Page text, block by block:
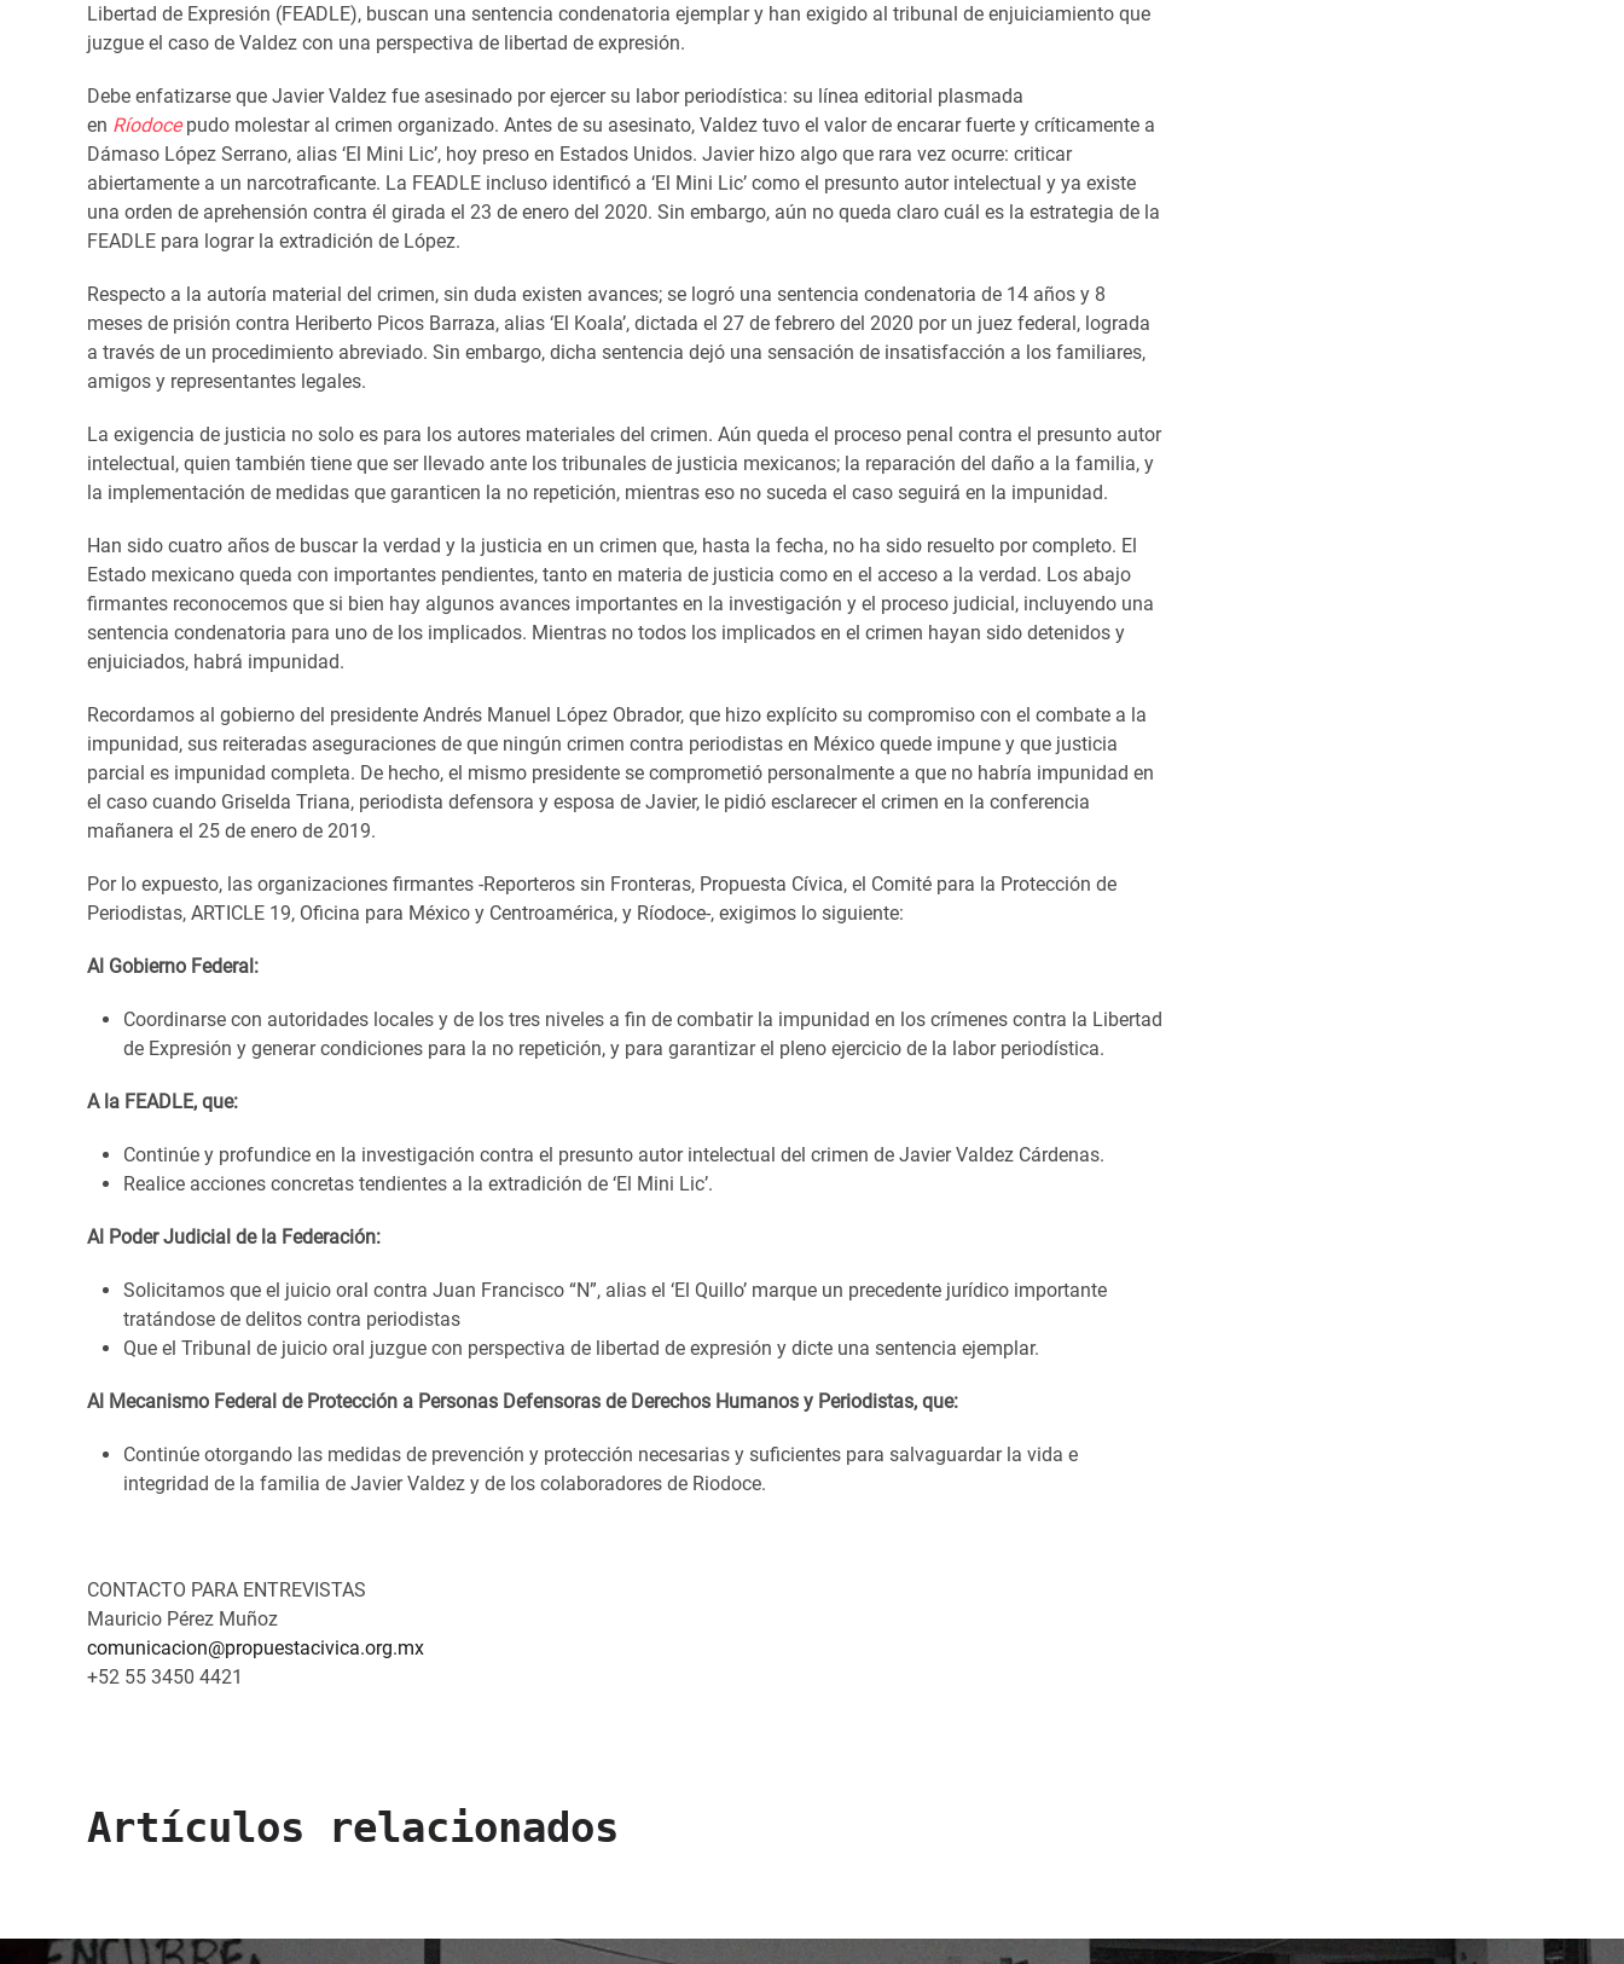
Libertad de Expresión (FEADLE), buscan una sentencia condenatoria ejemplar y han exigido al tribunal de enjuiciamiento que
juzgue el caso de Valdez con una perspectiva de libertad de expresión.
Debe enfatizarse que Javier Valdez fue asesinado por ejercer su labor periodística: su línea editorial plasmada
en Ríodoce pudo molestar al crimen organizado. Antes de su asesinato, Valdez tuvo el valor de encarar fuerte y críticamente a
Dámaso López Serrano, alias ‘El Mini Lic’, hoy preso en Estados Unidos. Javier hizo algo que rara vez ocurre: criticar
abiertamente a un narcotraficante. La FEADLE incluso identificó a ‘El Mini Lic’ como el presunto autor intelectual y ya existe
una orden de aprehensión contra él girada el 23 de enero del 2020. Sin embargo, aún no queda claro cuál es la estrategia de la
FEADLE para lograr la extradición de López.
Respecto a la autoría material del crimen, sin duda existen avances; se logró una sentencia condenatoria de 14 años y 8
meses de prisión contra Heriberto Picos Barraza, alias ‘El Koala’, dictada el 27 de febrero del 2020 por un juez federal, lograda
a través de un procedimiento abreviado. Sin embargo, dicha sentencia dejó una sensación de insatisfacción a los familiares,
amigos y representantes legales.
La exigencia de justicia no solo es para los autores materiales del crimen. Aún queda el proceso penal contra el presunto autor
intelectual, quien también tiene que ser llevado ante los tribunales de justicia mexicanos; la reparación del daño a la familia, y
la implementación de medidas que garanticen la no repetición, mientras eso no suceda el caso seguirá en la impunidad.
Han sido cuatro años de buscar la verdad y la justicia en un crimen que, hasta la fecha, no ha sido resuelto por completo. El
Estado mexicano queda con importantes pendientes, tanto en materia de justicia como en el acceso a la verdad. Los abajo
firmantes reconocemos que si bien hay algunos avances importantes en la investigación y el proceso judicial, incluyendo una
sentencia condenatoria para uno de los implicados. Mientras no todos los implicados en el crimen hayan sido detenidos y
enjuiciados, habrá impunidad.
Recordamos al gobierno del presidente Andrés Manuel López Obrador, que hizo explícito su compromiso con el combate a la
impunidad, sus reiteradas aseguraciones de que ningún crimen contra periodistas en México quede impune y que justicia
parcial es impunidad completa. De hecho, el mismo presidente se comprometió personalmente a que no habría impunidad en
el caso cuando Griselda Triana, periodista defensora y esposa de Javier, le pidió esclarecer el crimen en la conferencia
mañanera el 25 de enero de 2019.
Por lo expuesto, las organizaciones firmantes -Reporteros sin Fronteras, Propuesta Cívica, el Comité para la Protección de
Periodistas, ARTICLE 19, Oficina para México y Centroamérica, y Ríodoce-, exigimos lo siguiente:
Al Gobierno Federal:
Coordinarse con autoridades locales y de los tres niveles a fin de combatir la impunidad en los crímenes contra la Libertad
de Expresión y generar condiciones para la no repetición, y para garantizar el pleno ejercicio de la labor periodística.
A la FEADLE, que:
Continúe y profundice en la investigación contra el presunto autor intelectual del crimen de Javier Valdez Cárdenas.
Realice acciones concretas tendientes a la extradición de ‘El Mini Lic’.
Al Poder Judicial de la Federación:
Solicitamos que el juicio oral contra Juan Francisco “N”, alias el ‘El Quillo’ marque un precedente jurídico importante
tratándose de delitos contra periodistas
Que el Tribunal de juicio oral juzgue con perspectiva de libertad de expresión y dicte una sentencia ejemplar.
Al Mecanismo Federal de Protección a Personas Defensoras de Derechos Humanos y Periodistas, que:
Continúe otorgando las medidas de prevención y protección necesarias y suficientes para salvaguardar la vida e
integridad de la familia de Javier Valdez y de los colaboradores de Riodoce.
CONTACTO PARA ENTREVISTAS
Mauricio Pérez Muñoz
comunicacion@propuestacivica.org.mx
+52 55 3450 4421
Artículos relacionados